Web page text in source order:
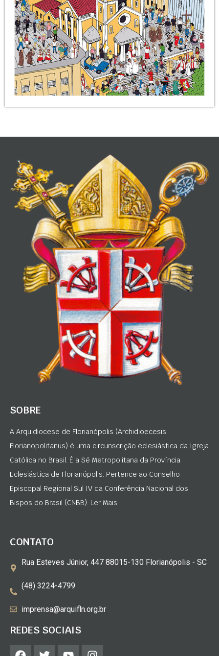
SOBRE
A Arquidiocese de Florianópolis (Archidioecesis
Florianopolitanus) é uma circunscrição eclesiástica da Igreja
Católica no Brasil. É a Sé Metropolitana da Província
Eclesiástica de Florianópolis. Pertence ao Conselho
Episcopal Regional Sul IV da Conferência Nacional dos
Bispos do Brasil (CNBB). Ler Mais
CONTATO
Rua Esteves Júnior, 447 88015-130 Florianópolis - SC
(48) 3224-4799
imprensa@arquifln.org.br
REDES SOCIAIS